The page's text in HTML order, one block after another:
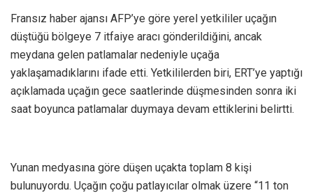
Fransız haber ajansı AFP’ye göre yerel yetkililer uçağın
düştüğü bölgeye 7 itfaiye aracı gönderildiğini, ancak
meydana gelen patlamalar nedeniyle uçağa
yaklaşamadıklarını ifade etti. Yetkililerden biri, ERT’ye yaptığı
açıklamada uçağın gece saatlerinde düşmesinden sonra iki
saat boyunca patlamalar duymaya devam ettiklerini belirtti.
Yunan medyasına göre düşen uçakta toplam 8 kişi
bulunuyordu. Uçağın çoğu patlayıcılar olmak üzere “11 ton